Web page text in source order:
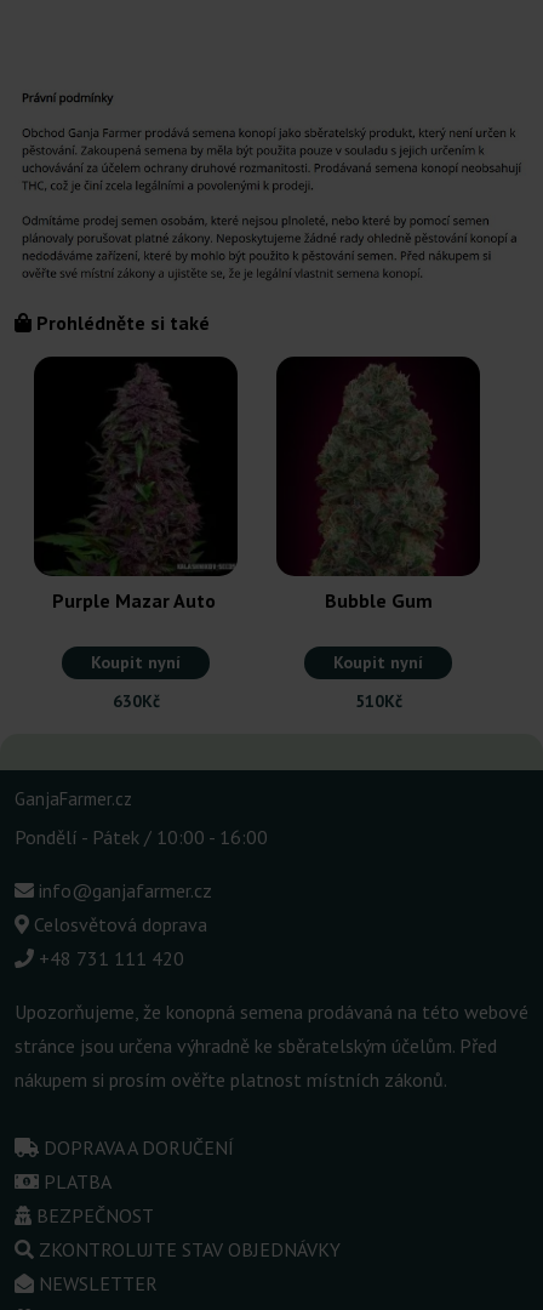
Prohlédněte si také
Purple Mazar Auto
Koupit nyní
630Kč
Bubble Gum
Koupit nyní
510Kč
GanjaFarmer.cz
Pondělí - Pátek / 10:00 - 16:00
info@ganjafarmer.cz
Celosvětová doprava
+48 731 111 420
Upozorňujeme, že konopná semena prodávaná na této webové
stránce jsou určena výhradně ke sběratelským účelům. Před
nákupem si prosím ověřte platnost místních zákonů.
DOPRAVA A DORUČENÍ
PLATBA
BEZPEČNOST
ZKONTROLUJTE STAV OBJEDNÁVKY
NEWSLETTER